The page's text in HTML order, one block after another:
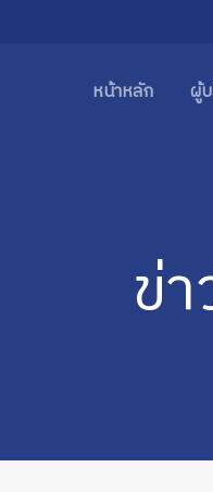
หน้าหลัก ผู้
ข่